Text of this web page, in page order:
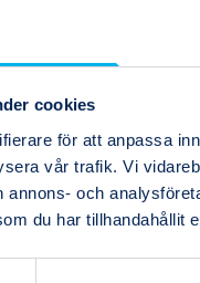
cookies
för att anpassa
vår trafik. Vi
annons- och
du har tillhandahållit
här för att